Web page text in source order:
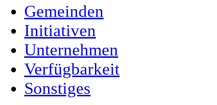
Gemeinden
Initiativen
Unternehmen
Verfügbarkeit
Sonstiges